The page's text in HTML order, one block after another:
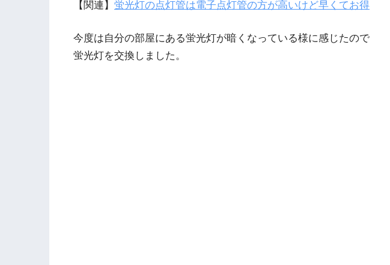
【関連】 蛍光灯の点灯管は電子点灯管の方が高いけど早くてお得
今度は自分の部屋にある蛍光灯が暗くなっている様に感じたので
蛍光灯を交換しました。